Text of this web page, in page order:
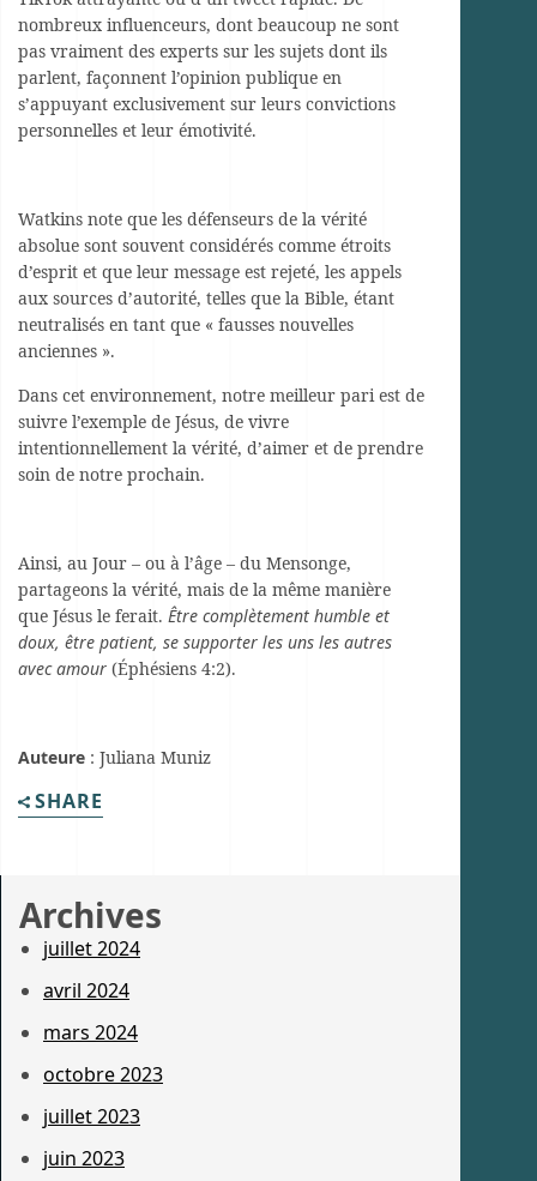
nombreux influenceurs, dont beaucoup ne sont
pas vraiment des experts sur les sujets dont ils
parlent, façonnent l’opinion publique en
s’appuyant exclusivement sur leurs convictions
personnelles et leur émotivité.
Watkins note que les défenseurs de la vérité
absolue sont souvent considérés comme étroits
d’esprit et que leur message est rejeté, les appels
aux sources d’autorité, telles que la Bible, étant
neutralisés en tant que « fausses nouvelles
anciennes ».
Dans cet environnement, notre meilleur pari est de
suivre l’exemple de Jésus, de vivre
intentionnellement la vérité, d’aimer et de prendre
soin de notre prochain.
Ainsi, au Jour – ou à l’âge – du Mensonge,
partageons la vérité, mais de la même manière
que Jésus le ferait. Être complètement humble et
doux, être patient, se supporter les uns les autres
avec amour (Éphésiens 4:2).
Auteure : Juliana Muniz
SHARE
Archives
juillet 2024
avril 2024
mars 2024
octobre 2023
juillet 2023
juin 2023